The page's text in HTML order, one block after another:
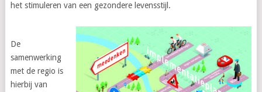
het stimuleren van een gezondere levensstijl.
De
samenwerking
met de regio is
hierbij van